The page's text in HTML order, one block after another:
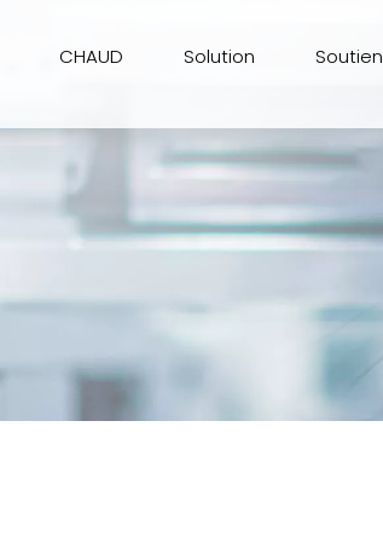
CHAUD Solution Soutien